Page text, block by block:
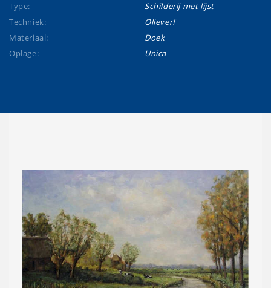
Type:
Schilderij met lijst
Techniek:
Olieverf
Materiaal:
Doek
Oplage:
Unica